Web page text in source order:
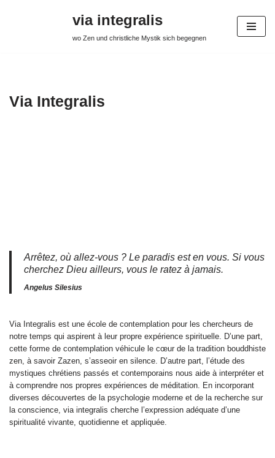
via integralis
wo Zen und christliche Mystik sich begegnen
Via Integralis
Arrêtez, où allez-vous ? Le paradis est en vous. Si vous
cherchez Dieu ailleurs, vous le ratez à jamais.
Angelus Silesius
Via Integralis est une école de contemplation pour les chercheurs de
notre temps qui aspirent à leur propre expérience spirituelle. D’une part,
cette forme de contemplation véhicule le cœur de la tradition bouddhiste
zen, à savoir Zazen, s’asseoir en silence. D’autre part, l’étude des
mystiques chrétiens passés et contemporains nous aide à interpréter et
à comprendre nos propres expériences de méditation. En incorporant
diverses découvertes de la psychologie moderne et de la recherche sur
la conscience, via integralis cherche l’expression adéquate d’une
spiritualité vivante, quotidienne et appliquée.